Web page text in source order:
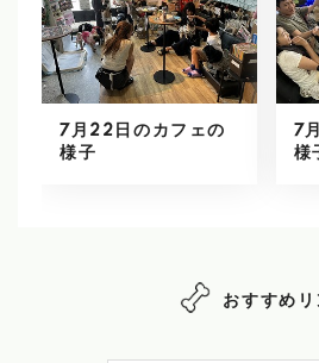
7月22日のカフェの
様子
7
様
おすすめリ